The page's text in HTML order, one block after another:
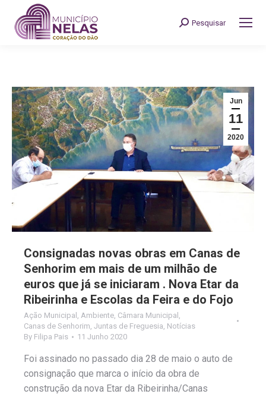
Search:
Pesquisar
Jun
11
2020
Consignadas novas obras em Canas de
Senhorim em mais de um milhão de
euros que já se iniciaram . Nova Etar da
Ribeirinha e Escolas da Feira e do Fojo
Ação Municipal , Ambiente, Câmara Municipal ,
Canas de Senhorim, Juntas de Freguesia, Notícias
By Filipa Pais 11 Junho 2020
Foi assinado no passado dia 28 de maio o auto de
consignação que marca o início da obra de
construção da nova Etar da Ribeirinha/Canas